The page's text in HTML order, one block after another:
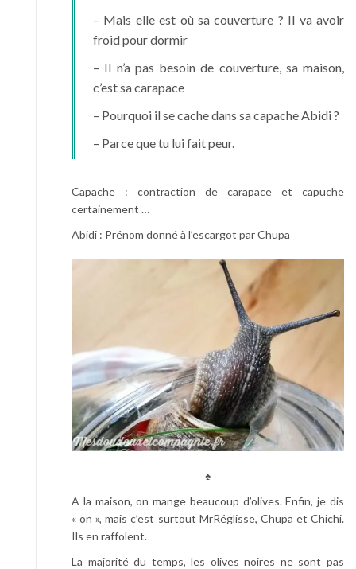
– Mais elle est où sa couverture ? Il va avoir
froid pour dormir
– Il n’a pas besoin de couverture, sa maison,
c’est sa carapace
– Pourquoi il se cache dans sa capache Abidi ?
– Parce que tu lui fait peur.
Capache : contraction de carapace et capuche
certainement …
Abidi : Prénom donné à l’escargot par Chupa
♠
A la maison, on mange beaucoup d’olives. Enfin, je dis
« on », mais c’est surtout MrRéglisse, Chupa et Chichi.
Ils en raffolent.
La majorité du temps, les olives noires ne sont pas